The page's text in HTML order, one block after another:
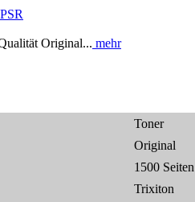
Original... mehr
Toner
Original
1500 Seiten
Trixiton